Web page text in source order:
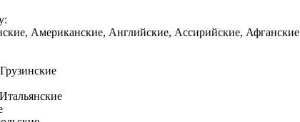
Американские, Английские, Ассирийские, Афганские